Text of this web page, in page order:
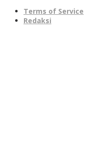
Terms of Service
Redaksi